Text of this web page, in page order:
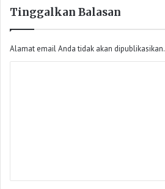
Tinggalkan Balasan
Alamat email Anda tidak akan dipublikasikan.